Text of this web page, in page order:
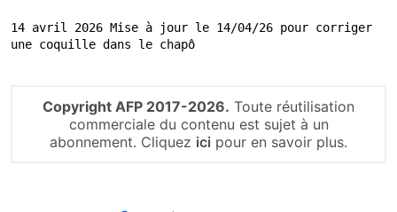
14 avril 2026 Mise à jour le 14/04/26 pour corriger
une coquille dans le chapô
Copyright AFP 2017-2026. Toute réutilisation
commerciale du contenu est sujet à un
abonnement. Cliquez ici pour en savoir plus.